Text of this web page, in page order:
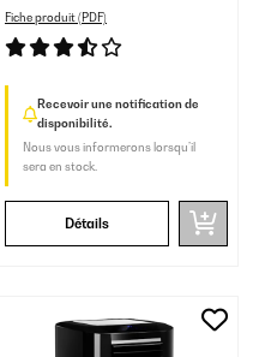
Fiche produit (PDF)
Recevoir une notification de
disponibilité.
Nous vous informerons lorsqu’il
sera en stock.
Détails